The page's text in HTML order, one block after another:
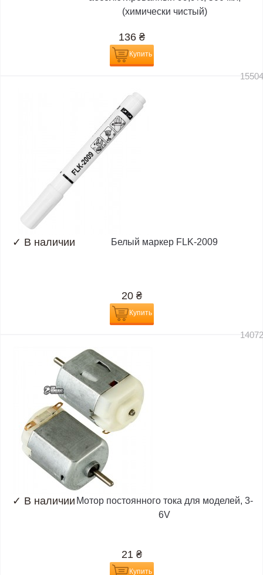
(химически чистый)
136 ₴
Купить
✓ В наличии Белый маркер FLK-2009
20 ₴
Купить
✓ В наличии Мотор постоянного тока для моделей, 3-
6V
21 ₴
Купить